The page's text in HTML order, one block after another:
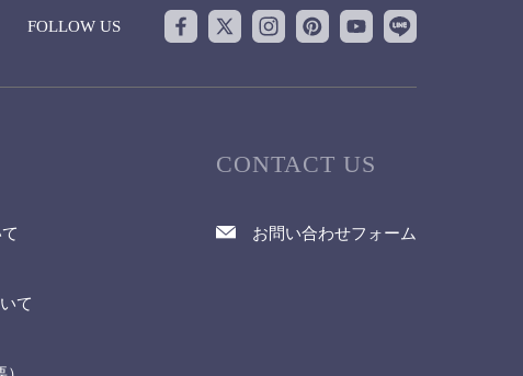
FOLLOW US
て
CONTACT US
お問い合わせフォーム